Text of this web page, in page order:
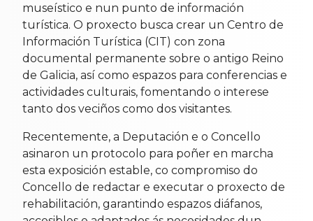
museístico e nun punto de información
turística. O proxecto busca crear un Centro de
Información Turística (CIT) con zona
documental permanente sobre o antigo Reino
de Galicia, así como espazos para conferencias e
actividades culturais, fomentando o interese
tanto dos veciños como dos visitantes.
Recentemente, a Deputación e o Concello
asinaron un protocolo para poñer en marcha
esta exposición estable, co compromiso do
Concello de redactar e executar o proxecto de
rehabilitación, garantindo espazos diáfanos,